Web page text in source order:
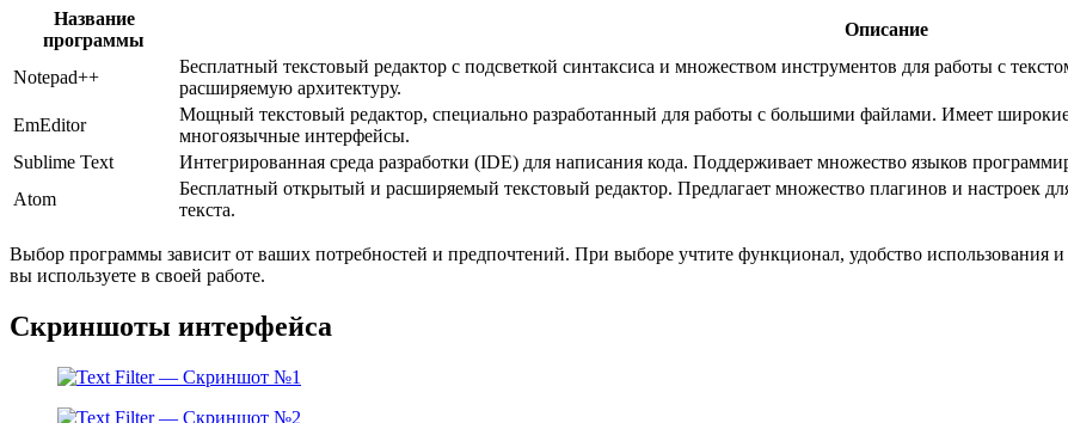
Название
программы
Описание
Notepad++
Бесплатный текстовый редактор с подсветкой синтаксиса и множеством инструментов для работы с
расширяемую архитектуру.
EmEditor
Мощный текстовый редактор, специально разработанный для работы с большими файлами. Имеет
многоязычные интерфейсы.
Sublime Text
Интегрированная среда разработки (IDE) для написания кода. Поддерживает множество языков
Atom
Бесплатный открытый и расширяемый текстовый редактор. Предлагает множество плагинов и настроек
текста.
Выбор программы зависит от ваших потребностей и предпочтений. При выборе учтите функционал, удобство использования
вы используете в своей работе.
Скриншоты интерфейса